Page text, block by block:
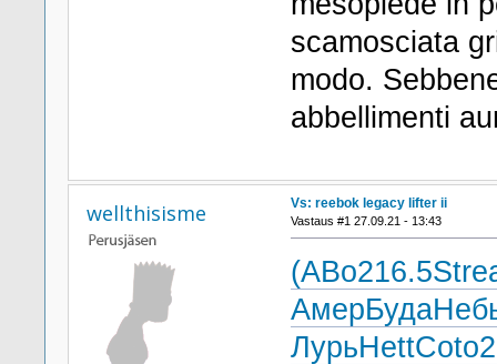
scamosciata
modo.
abbellimenti
wellthisisme Vs: reebok legacy lifter ii
Vastaus #1 27.09.21 - 13:43
(АВо216.5Stre
АмерБуда
ЛурьHettCoto